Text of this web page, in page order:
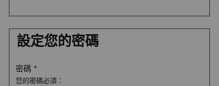
設定您的密碼
密碼 *
您的密碼必須：